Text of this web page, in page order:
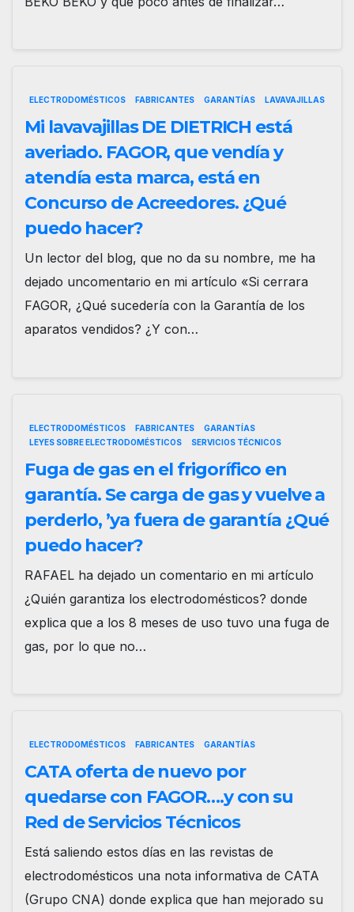
ELECTRODOMÉSTICOS FABRICANTES GARANTÍAS LAVAVAJILLAS
Mi lavavajillas DE DIETRICH está
averiado. FAGOR, que vendía y
atendía esta marca, está en
Concurso de Acreedores. ¿Qué
puedo hacer?
Un lector del blog, que no da su nombre, me ha
dejado uncomentario en mi artículo «Si cerrara
FAGOR, ¿Qué sucedería con la Garantía de los
aparatos vendidos? ¿Y con…
ELECTRODOMÉSTICOS FABRICANTES
GARANTÍAS
LEYES SOBRE ELECTRODOMÉSTICOS
SERVICIOS TÉCNICOS
Fuga de gas en el frigorífico en
garantía. Se carga de gas y vuelve a
perderlo, ’ya fuera de garantía ¿Qué
puedo hacer?
RAFAEL ha dejado un comentario en mi artículo
¿Quién garantiza los electrodomésticos? donde
explica que a los 8 meses de uso tuvo una fuga de
gas, por lo que no…
ELECTRODOMÉSTICOS FABRICANTES GARANTÍAS
CATA oferta de nuevo por
quedarse con FAGOR….y con su
Red de Servicios Técnicos
Está saliendo estos días en las revistas de
electrodomésticos una nota informativa de CATA
(Grupo CNA) donde explica que han mejorado su